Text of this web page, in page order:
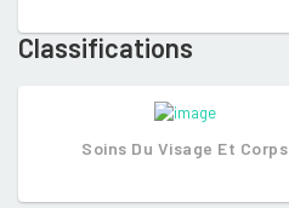
Classifications
Soins Du Visage Et Corps